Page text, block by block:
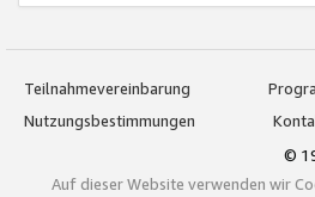
Teilnahmevereinbarung
Nutzungsbestimmungen
©
Auf dieser Website verwenden wir